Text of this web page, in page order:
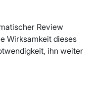
Review
Wirksamkeit dieses
ihn weiter